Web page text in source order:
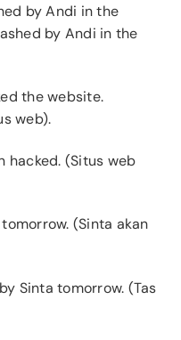
by Andi in the
by Andi in the
the website.
web).
hacked. (Situs web
(Sinta akan
Sinta tomorrow. (Tas